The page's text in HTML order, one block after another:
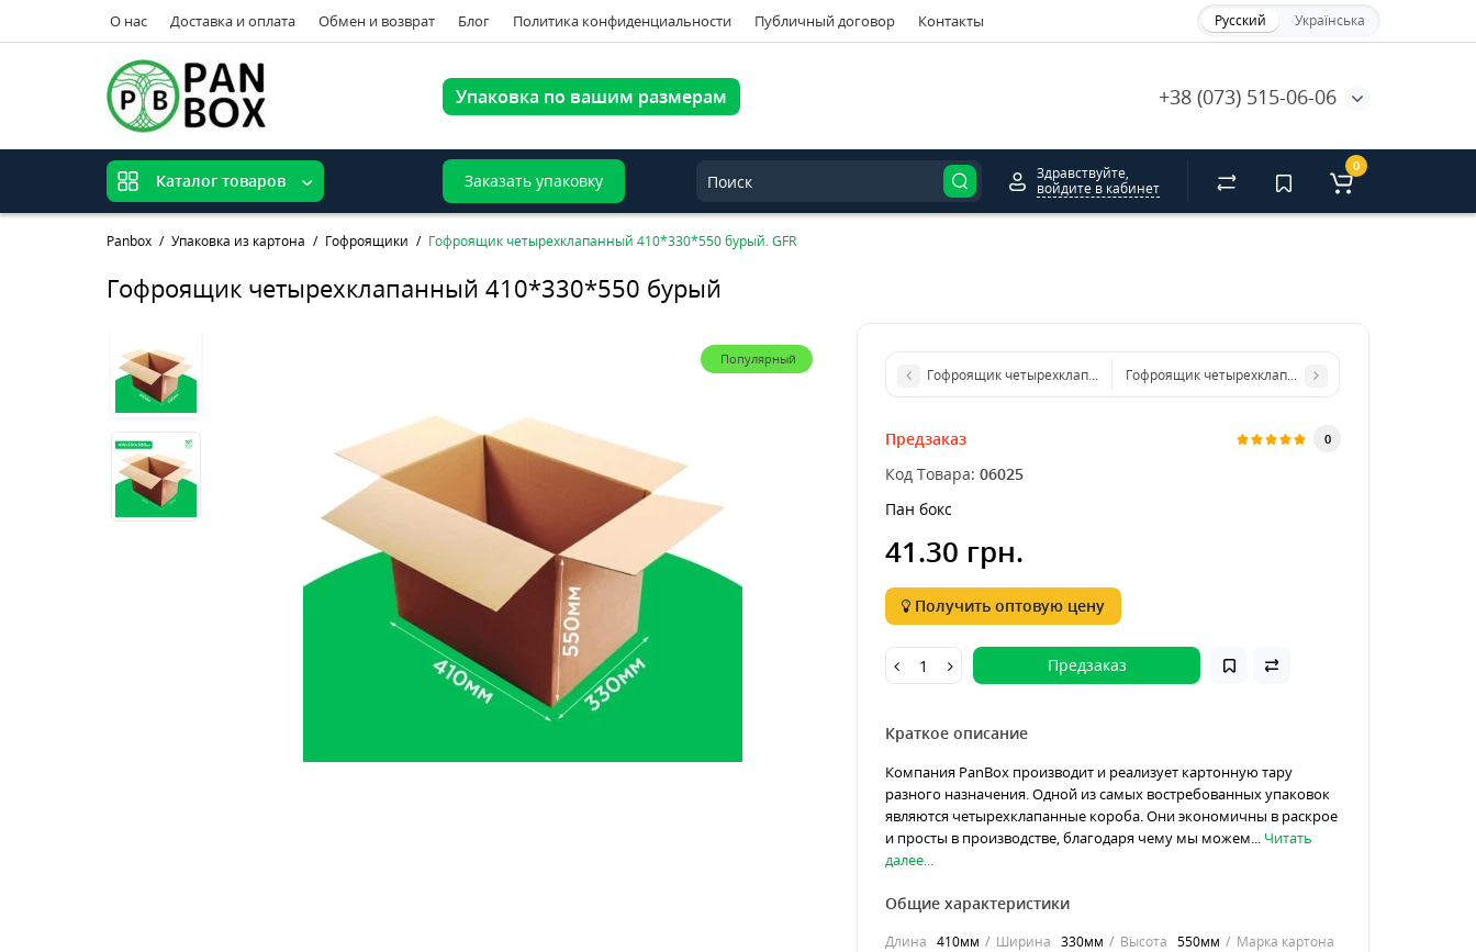
О нас Доставка и оплата Обмен и возврат Блог Политика конфиденциальности Публичный договор Контакты Русский Українська
+38 (073) 515-06-06
Упаковка по вашим размерам
Каталог товаров Заказать упаковку
Здравствуйте,
войдите в кабинет
0
Panbox Упаковка из картона Гофроящики Гофроящик четырехклапанный 410*330*550 бурый. GFR
Гофроящик четырехклапанный 410*330*550 бурый
Популярный
Гофроящик четырехклапанный 405*265*170 бурый. GFRГофроящик четырехклапанный 460*370*545 бурый.
Предзаказ 0
Код Товара: 06025
Пан бокс
41.30 грн.
Получить оптовую цену
Предзаказ
Краткое описание
Компания PanBox производит и реализует картонную тару
разного назначения. Одной из самых востребованных упаковок
являются четырехклапанные короба. Они экономичны в раскрое
и просты в производстве, благодаря чему мы можем... Читать
далее...
Общие характеристики
Длина 410мм Ширина 330мм Высота 550мм
Марка картона